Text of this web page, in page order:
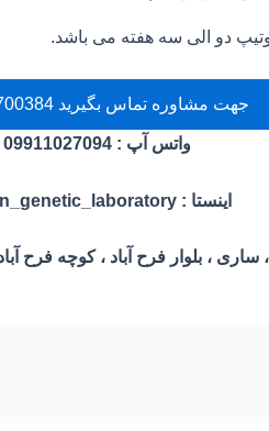
دو الی سه هفته می باشد.
جهت مشاوره تماس بگیرید 01133700384
واتس آپ :
09911027094
اینستا : novin_genetic_laboratory
ساری ، بلوار فرح آباد ، کوچه فرح